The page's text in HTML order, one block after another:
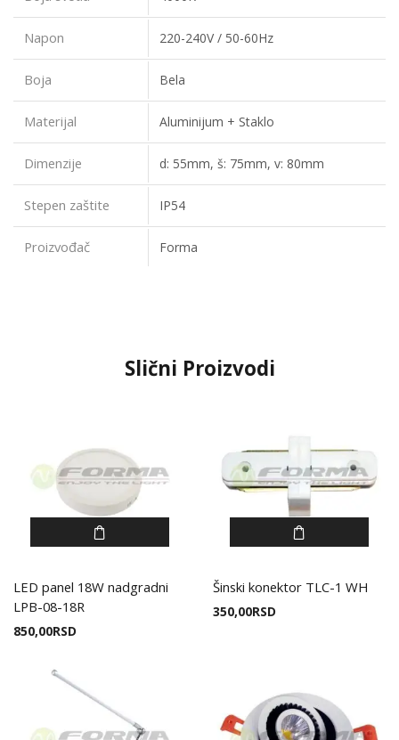
Napon 220-240V / 50-60Hz
Boja Bela
Materijal Aluminijum + Staklo
Dimenzije d: 55mm, š: 75mm, v: 80mm
Stepen zaštite IP54
Proizvođač Forma
Slični Proizvodi
LED panel 18W nadgradni
LPB-08-18R
850,00RSD
Šinski konektor TLC-1 WH
350,00RSD